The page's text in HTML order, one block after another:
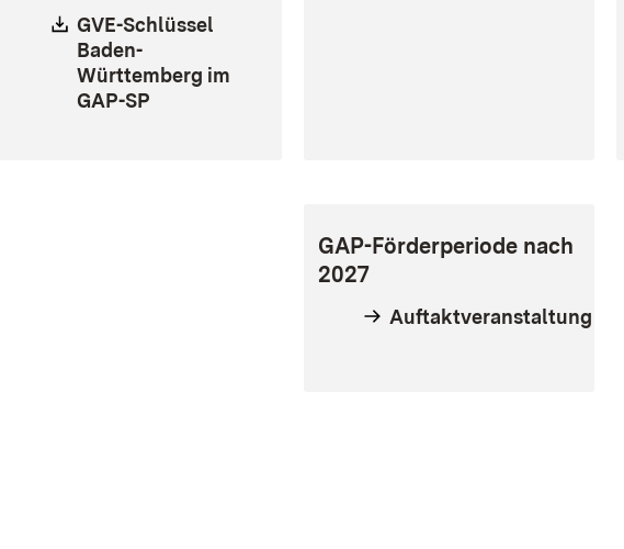
Download:
GVE-Schlüssel
Baden-
Württemberg im
GAP-SP
GAP-Förderperiode nach
2027
Auftaktveranstaltung